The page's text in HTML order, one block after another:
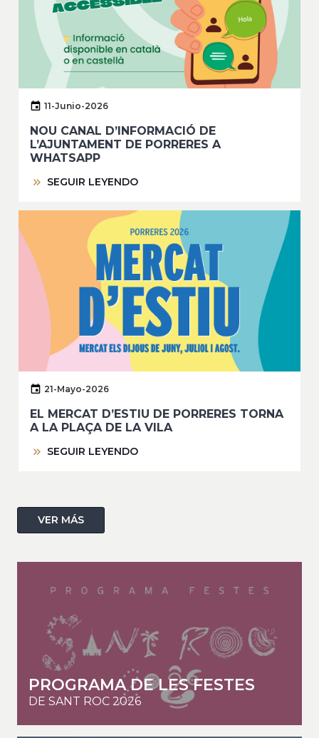
11-Junio-2026
NOU CANAL D’INFORMACIÓ DE
L’AJUNTAMENT DE PORRERES A
WHATSAPP
SEGUIR LEYENDO
21-Mayo-2026
EL MERCAT D’ESTIU DE PORRERES TORNA
A LA PLAÇA DE LA VILA
SEGUIR LEYENDO
VER MÁS
DE SANT ROC 2026
PROGRAMA DE LES FESTES